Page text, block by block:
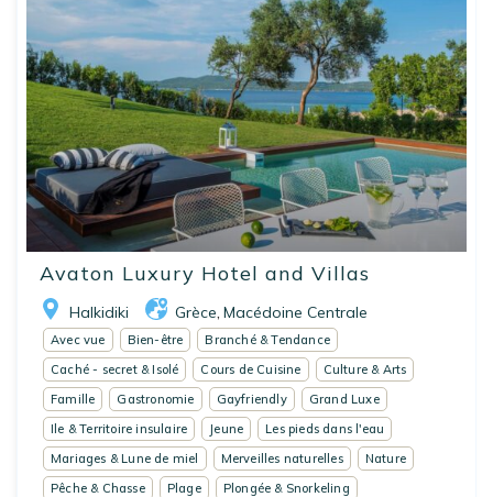
Avaton Luxury Hotel and Villas
Halkidiki Grèce Macédoine Centrale
Avec vue Bien-être
Branché & Tendance
Caché - secret & Isolé
Cours de Cuisine
Culture & Arts
Famille
Gastronomie Gayfriendly
Grand Luxe
Ile & Territoire insulaire
Jeune
Les pieds dans l'eau
Mariages & Lune de miel
Merveilles naturelles
Nature
Pêche & Chasse
Plage
Plongée & Snorkeling